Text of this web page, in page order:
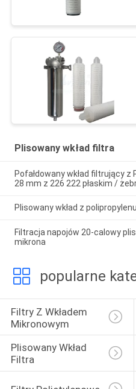
Plisowany wkład filtra
Pofałdowany wkład filtrujący
28 mm z 226 222 płaskim /
Plisowany wkład z
Filtracja napojów 20-calowy
mikrona
popularne
Filtry Z Wkładem
Mikronowym
Plisowany Wkład
Filtra